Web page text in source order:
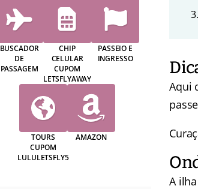
3.
Aqui
A
BUSCADOR
DE
PASSAGEM
CHIP
CELULAR
CUPOM
LETSFLYAWAY
PASSEIO E
INGRESSO
TOURS
CUPOM
LULULETSFLY5
AMAZON